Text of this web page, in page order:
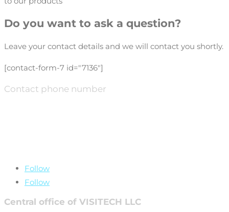
Do you want to ask a question?
Leave your contact details and we will contact you shortly.
[contact-form-7 id="7136"]
Contact phone number
Follow
Follow
Central office of VISITECH LLC